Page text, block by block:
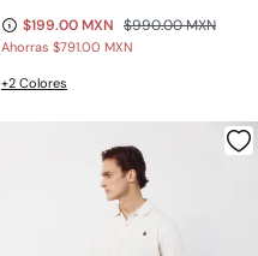
$199.00 MXN $990.00 MXN
Ahorras $791.00 MXN
+2 Colores